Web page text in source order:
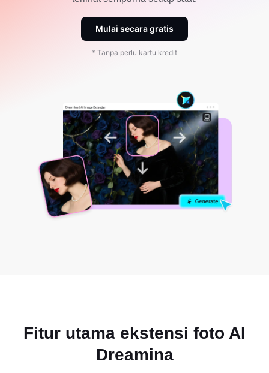
Mulai secara gratis
* Tanpa perlu kartu kredit
Fitur utama ekstensi foto AI
Dreamina